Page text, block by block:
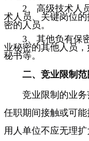
2、 高级技术人
术人员、关键岗位
密的人员。
3、 其他负有保
业秘密的其他人员
秘书等。
二、 竞业限制范
竞业限制的业
任职期间接触或可能
用人单位不应无理